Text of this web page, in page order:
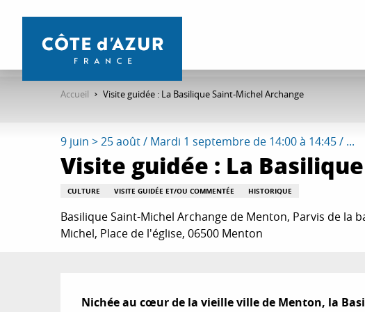
contenu
Accueil Visite guidée : La Basilique Saint-Michel Archange
9 juin > 25 août / Mardi 1 septembre de 14:00 à 14:45 / ...
Visite guidée : La
CULTURE VISITE GUIDÉE ET/OU COMMENTÉE HISTORIQUE
Basilique Saint-Michel Archange de Menton, Parvis de la
Michel, Place de l'église, 06500 Menton
Description
Nichée au cœur de la vieille ville de Menton, la